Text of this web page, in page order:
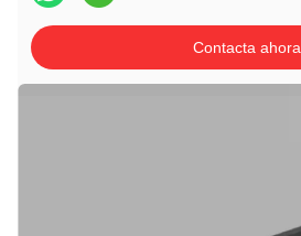
Contacta ahora